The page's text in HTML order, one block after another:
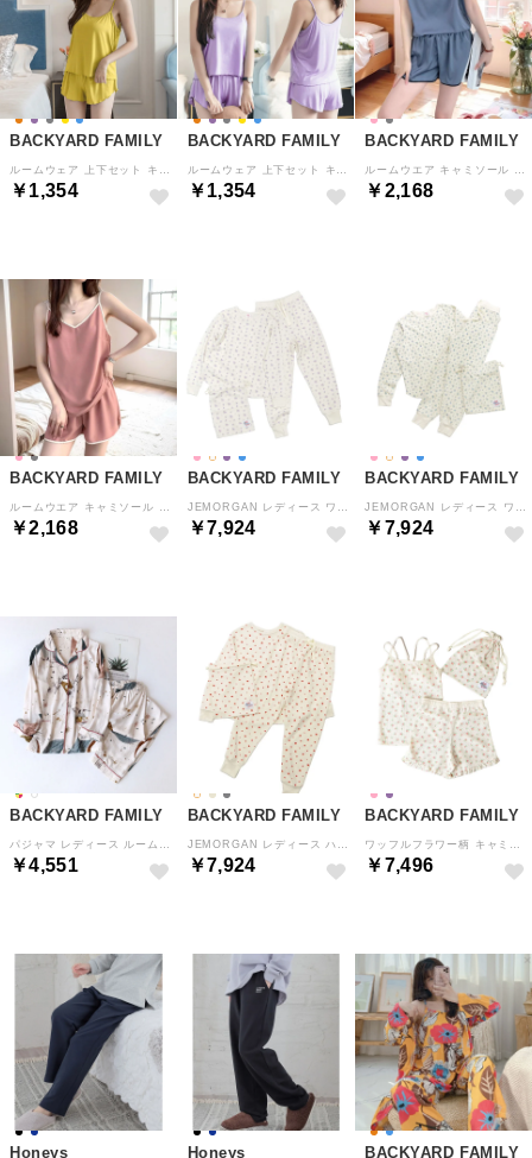
BACKYARD FAMILY
￥1,354
BACKYARD FAMILY
￥1,354
BACKYARD FAMILY
￥2,168
BACKYARD FAMILY
￥2,168
BACKYARD FAMILY
￥7,924
BACKYARD FAMILY
￥7,924
BACKYARD FAMILY
￥4,551
BACKYARD FAMILY
￥7,924
BACKYARD FAMILY
￥7,496
Honeys Honeys BACKYARD FAMILY